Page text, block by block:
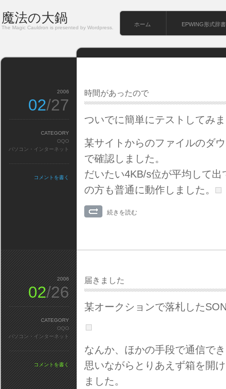
魔法の大鍋
The Magic Cauldron is presented by Wordpress.
ホーム EPWING形式辞書
時間があったので
ついでに簡単にテストしてみ
某サイトからのファイルのダ
で確認しました。
だいたい4KB/s位が平均して
の方も普通に動作しました。
続きを読む
2006
02/27
CATEGORY
OQO
パソコン・インターネット
コメントを書く
届きました
某オークションで落札した
なんか、ほかの手段で通信で
思いながらとりあえず箱を開
ました。
2006
02/26
CATEGORY
OQO
パソコン・インターネット
コメントを書く